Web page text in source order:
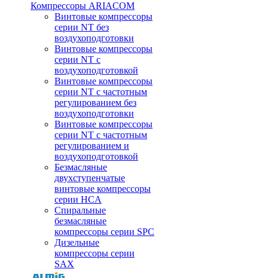
Компрессоры ARIACOM
Винтовые компрессоры
серии NT без
воздухоподготовки
Винтовые компрессоры
серии NT c
воздухоподготовкой
Винтовые компрессоры
серии NT с частотным
регулированием без
воздухоподготовки
Винтовые компрессоры
серии NT с частотным
регулированием и
воздухоподготовкой
Безмасляные
двухступенчатые
винтовые компрессоры
серии HCA
Спиральные
безмасляные
компрессоры серии SPC
Дизельные
компрессоры серии
SAX